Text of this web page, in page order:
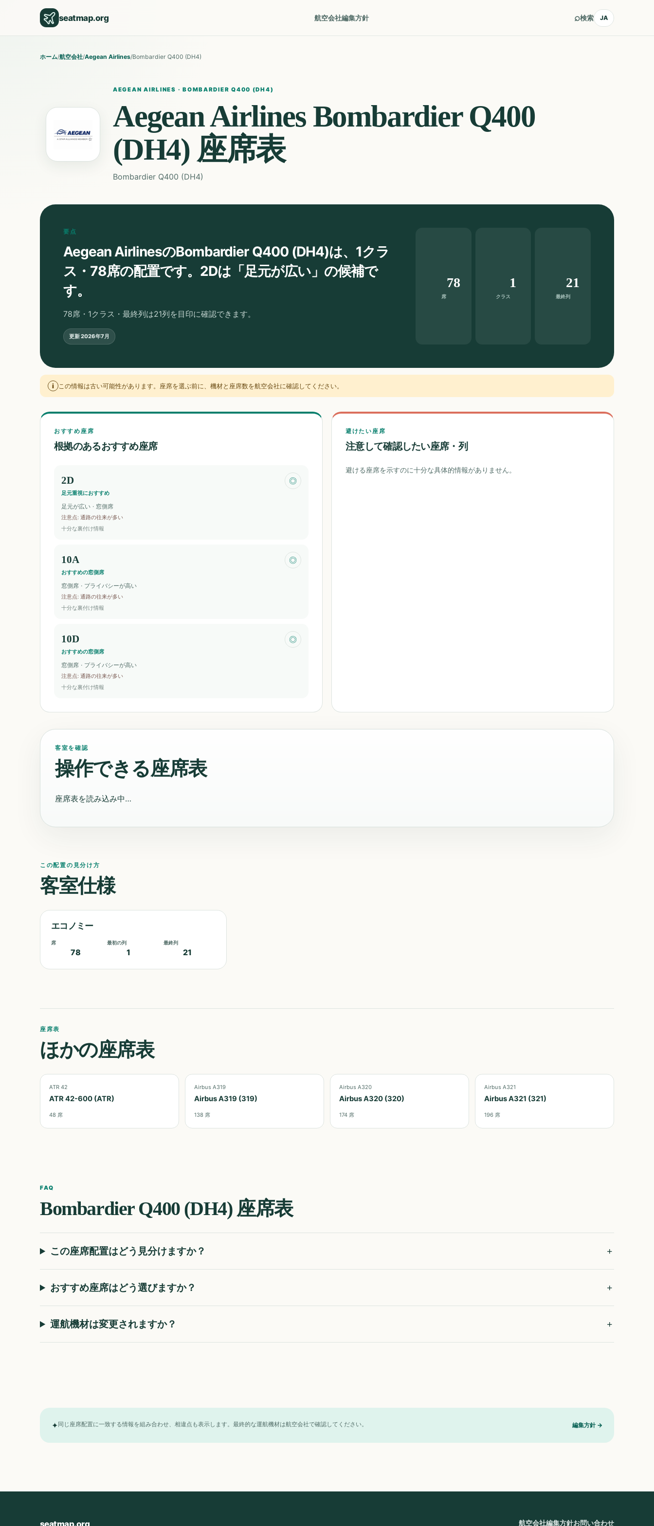
seatmap.org 航空会社編集方針 ⌕検索 JA
ホーム/航空会社/Aegean Airlines/Bombardier Q400 (DH4)
AEGEAN AIRLINES ·BOMBARDIER Q400 (DH4)
Aegean Airlines Bombardier Q400
(DH4) 座席表
Bombardier Q400 (DH4)
要点
Aegean AirlinesのBombardier Q400 (DH4)は、1クラ
ス・78席の配置です。2Dは「足元が広い」の候補で
す。
78席・1クラス・最終列は21列を目印に確認できます。
更新2026年7月
席
78
クラス
1
最終列
21
i この情報は古い可能性があります。座席を選ぶ前に、機材と座席数を航空会社に確認してください。
おすすめ座席
根拠のあるおすすめ座席
2D
足元重視におすすめ
◎
足元が広い · 窓側席
注意点: 通路の往来が多い
十分な裏付け情報
10A
おすすめの窓側席
◎
窓側席 · プライバシーが高い
注意点: 通路の往来が多い
十分な裏付け情報
10D
おすすめの窓側席
◎
窓側席 · プライバシーが高い
注意点: 通路の往来が多い
十分な裏付け情報
避けたい座席
注意して確認したい座席・列
避ける座席を示すのに十分な具体的情報がありません。
客室を確認
操作できる座席表
座席表を読み込み中…
この配置の見分け方
客室仕様
エコノミー
席
78
最初の列
1
最終列
21
座席表
ほかの座席表
ATR 42
ATR 42-600 (ATR)
48 席
Airbus A319
Airbus A319 (319)
138 席
Airbus A320
Airbus A320 (320)
174 席
Airbus A321
Airbus A321 (321)
196 席
FAQ
Bombardier Q400 (DH4) 座席表
この座席配置はどう見分けますか？
おすすめ座席はどう選びますか？
運航機材は変更されますか？
✦同じ座席配置に一致する情報を組み合わせ、相違点も表示します。最終的な運航機材は航空会社で確認してください。 編集方針→
seatmap.org 航空会社編集方針お問い合わせ